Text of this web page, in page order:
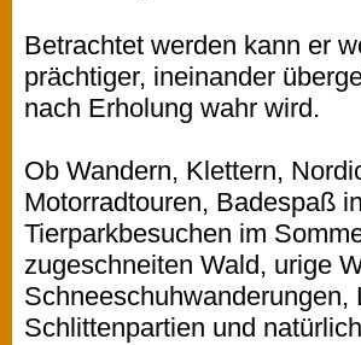
Betrachtet werden kann er
prächtiger, ineinander
nach Erholung wahr wird.
Ob Wandern, Klettern,
Motorradtouren, Badespaß
Tierparkbesuchen im
zugeschneiten Wald, urige
Schlittenpartien und